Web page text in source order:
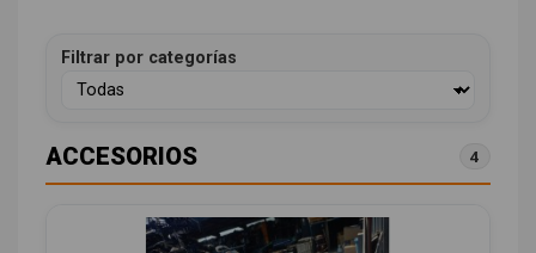
Filtrar por categorías
ACCESORIOS 4